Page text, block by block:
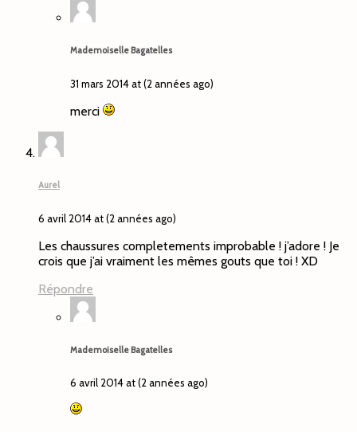
Mademoiselle Bagatelles
31 mars 2014 at (2 années ago)
merci
Aurel
6 avril 2014 at (2 années ago)
Les chaussures completements improbable ! j’adore ! Je
crois que j’ai vraiment les mêmes gouts que toi ! XD
Répondre
Mademoiselle Bagatelles
6 avril 2014 at (2 années ago)